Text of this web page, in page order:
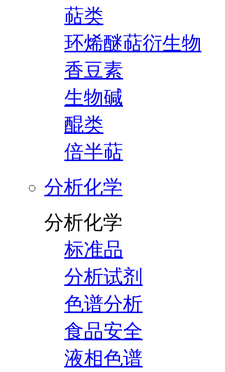
萜类
环烯醚萜衍生物
香豆素
生物碱
醌类
倍半萜
分析化学
分析化学
标准品
分析试剂
色谱分析
食品安全
液相色谱